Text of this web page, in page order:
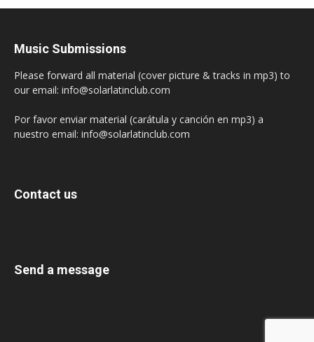
Music Submissions
Please forward all material (cover picture & tracks in mp3) to
our email: info@solarlatinclub.com
Por favor enviar material (carátula y canción en mp3) a
nuestro email: info@solarlatinclub.com
Contact us
Send a message